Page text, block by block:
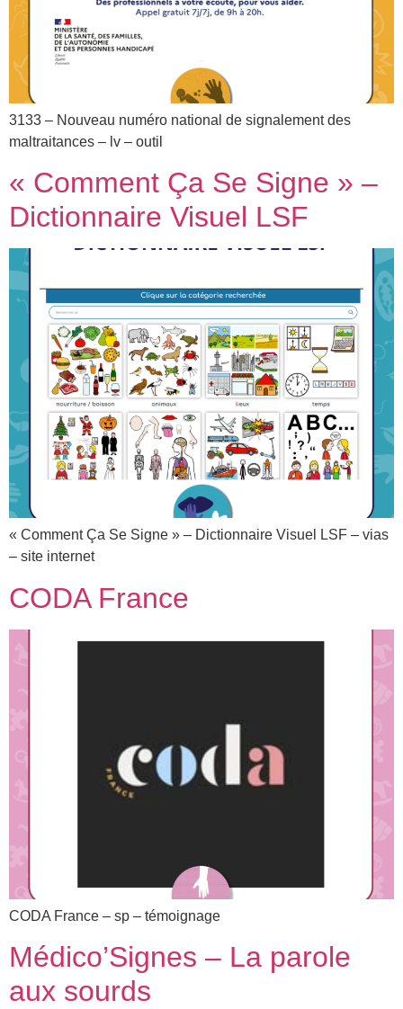
3133 – Nouveau numéro national de signalement des
maltraitances – lv – outil
« Comment Ça Se Signe » –
Dictionnaire Visuel LSF
« Comment Ça Se Signe » – Dictionnaire Visuel LSF – vias
– site internet
CODA France
CODA France – sp – témoignage
Médico’Signes – La parole
aux sourds